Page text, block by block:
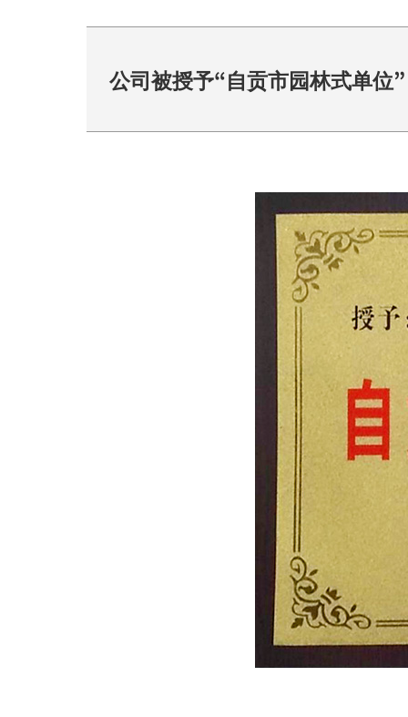
公司被授予“自贡市园林式单位”